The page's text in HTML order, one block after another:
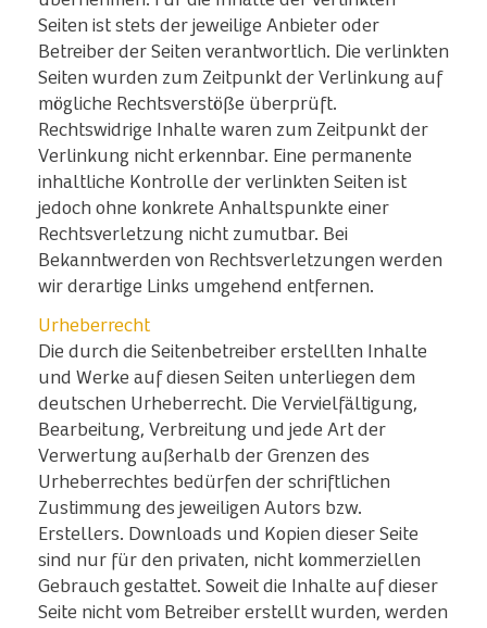
Seiten ist stets der jeweilige Anbieter oder
Betreiber der Seiten verantwortlich. Die verlinkten
Seiten wurden zum Zeitpunkt der Verlinkung auf
mögliche Rechtsverstöße überprüft.
Rechtswidrige Inhalte waren zum Zeitpunkt der
Verlinkung nicht erkennbar. Eine permanente
inhaltliche Kontrolle der verlinkten Seiten ist
jedoch ohne konkrete Anhaltspunkte einer
Rechtsverletzung nicht zumutbar. Bei
Bekanntwerden von Rechtsverletzungen werden
wir derartige Links umgehend entfernen.
Urheberrecht
Die durch die Seitenbetreiber erstellten Inhalte
und Werke auf diesen Seiten unterliegen dem
deutschen Urheberrecht. Die Vervielfältigung,
Bearbeitung, Verbreitung und jede Art der
Verwertung außerhalb der Grenzen des
Urheberrechtes bedürfen der schriftlichen
Zustimmung des jeweiligen Autors bzw.
Erstellers. Downloads und Kopien dieser Seite
sind nur für den privaten, nicht kommerziellen
Gebrauch gestattet. Soweit die Inhalte auf dieser
Seite nicht vom Betreiber erstellt wurden, werden